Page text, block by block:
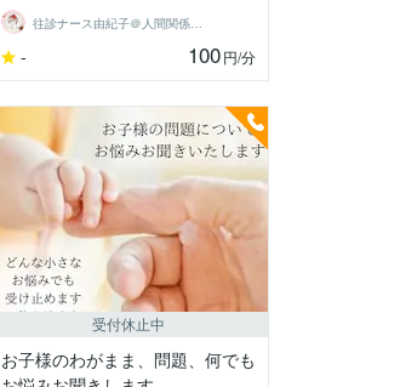
往診ナース由紀子＠人間関係分析ルーム
- 100円/分
受付休止中
お子様のわがまま、問題、何でも